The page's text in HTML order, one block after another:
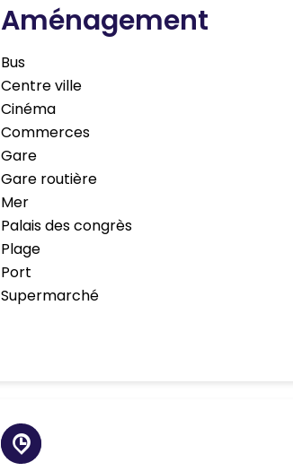
Aménagement
Bus
Centre ville
Cinéma
Commerces
Gare
Gare routière
Mer
Palais des congrès
Plage
Port
Supermarché